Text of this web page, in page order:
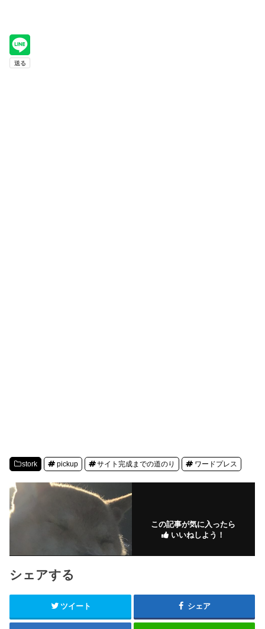
stork pickup サイト完成までの道のり ワードプレス
この記事が気に入ったら
いいねしよう！
シェアする
ツイート シェア